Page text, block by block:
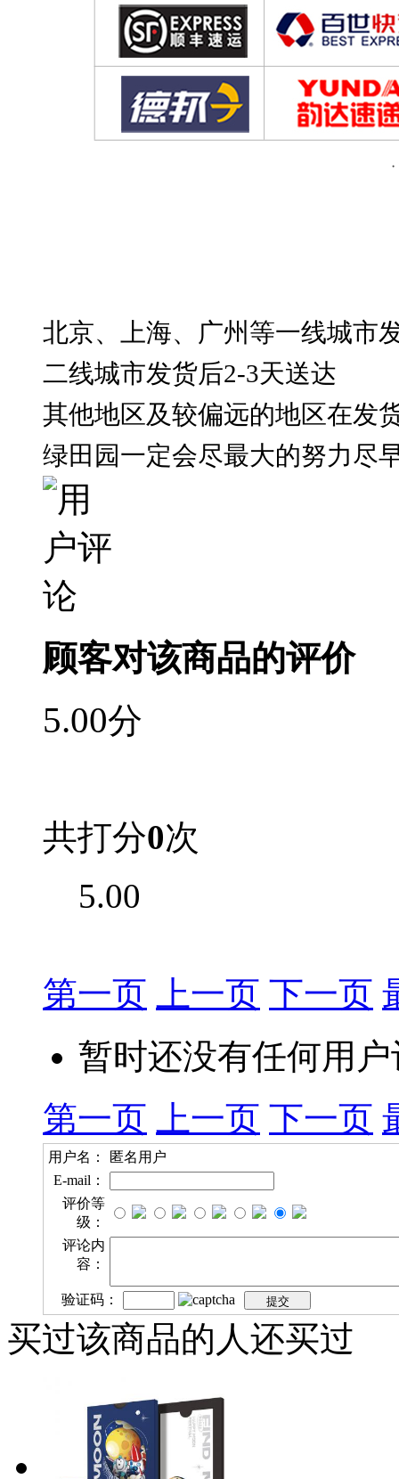
北京、上海、广州等一线城市
二线城市发货后2-3天送达
其他地区及较偏远的地区在发
绿田园一定会尽最大的努力尽
顾客对该商品的评价
5.00分
共打分0次
5.00
第一页 上一页 下一页
暂时还没有任何用
第一页
上一页 下一页
用户名：
匿名用户
E-mail：
评价等
级：
评论内
容：
验证码：
买过该商品的人还买过